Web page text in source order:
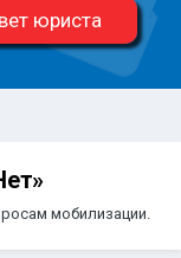
юриста
мобилизации.